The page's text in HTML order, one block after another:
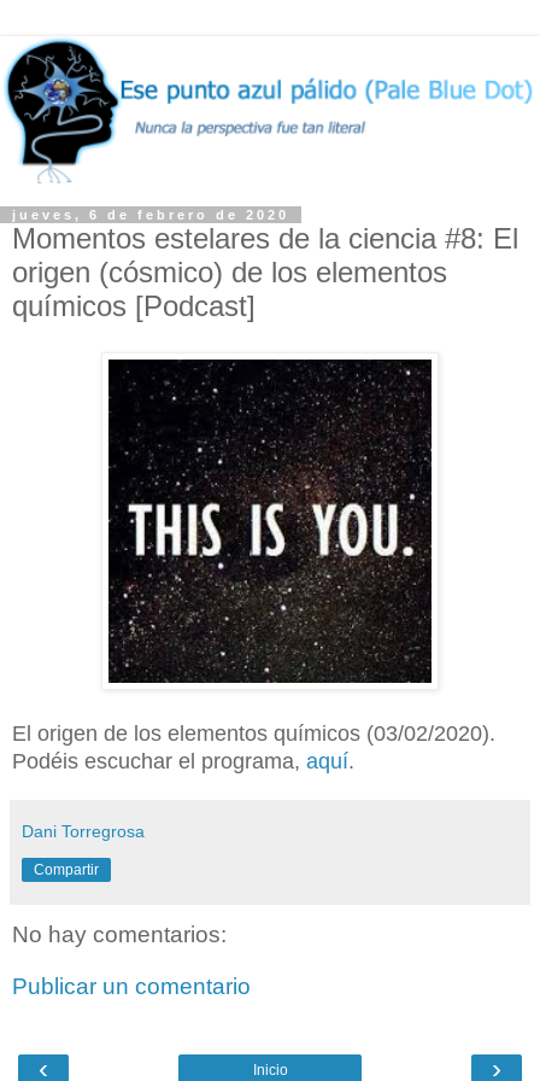
jueves, 6 de febrero de 2020
Momentos estelares de la ciencia #8: El
origen (cósmico) de los elementos
químicos [Podcast]
El origen de los elementos químicos (03/02/2020).
Podéis escuchar el programa, aquí.
Dani Torregrosa
Compartir
No hay comentarios:
Publicar un comentario
‹ ›
Inicio